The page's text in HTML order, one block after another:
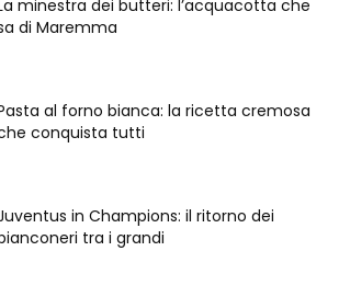
minestra dei butteri: l’acquacotta che
di Maremma
al forno bianca: la ricetta cremosa
conquista tutti
in Champions: il ritorno dei
tra i grandi